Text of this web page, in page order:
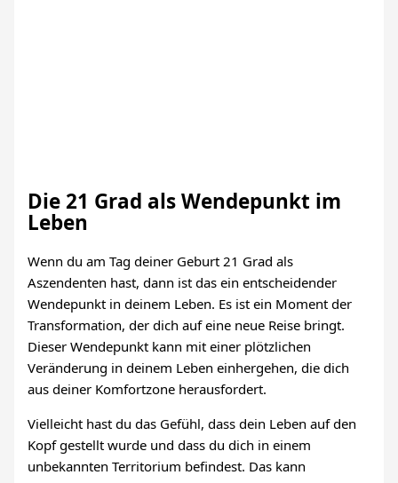
Die 21 Grad als Wendepunkt im
Leben
Wenn du am Tag deiner Geburt 21 Grad als
Aszendenten hast, dann ist das ein entscheidender
Wendepunkt in deinem Leben. Es ist ein Moment der
Transformation, der dich auf eine neue Reise bringt.
Dieser Wendepunkt kann mit einer plötzlichen
Veränderung in deinem Leben einhergehen, die dich
aus deiner Komfortzone herausfordert.
Vielleicht hast du das Gefühl, dass dein Leben auf den
Kopf gestellt wurde und dass du dich in einem
unbekannten Territorium befindest. Das kann